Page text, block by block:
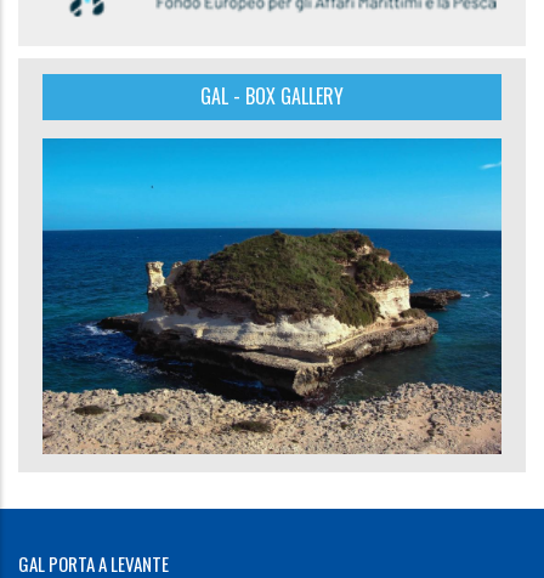
GAL - BOX GALLERY
GAL PORTA A LEVANTE